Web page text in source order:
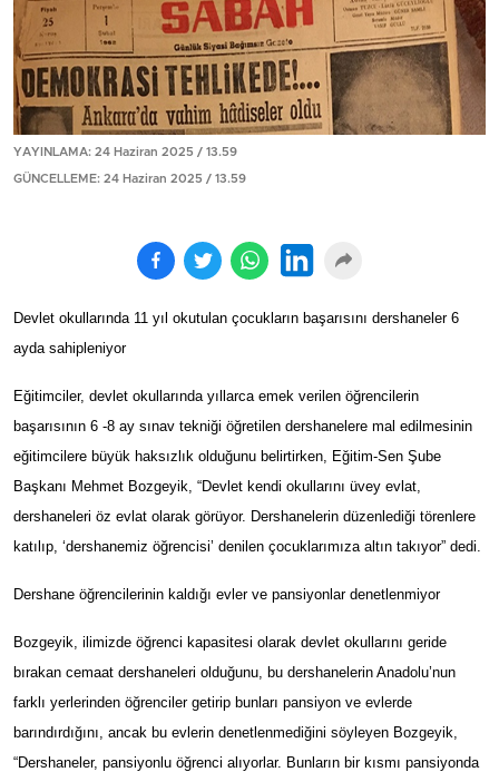
YAYINLAMA: 24 Haziran 2025 / 13.59
GÜNCELLEME: 24 Haziran 2025 / 13.59
Devlet okullarında 11 yıl okutulan çocukların başarısını dershaneler 6
ayda sahipleniyor
Eğitimciler, devlet okullarında yıllarca emek verilen öğrencilerin
başarısının 6 -8 ay sınav tekniği öğretilen dershanelere mal edilmesinin
eğitimcilere büyük haksızlık olduğunu belirtirken, Eğitim-Sen Şube
Başkanı Mehmet Bozgeyik, “Devlet kendi okullarını üvey evlat,
dershaneleri öz evlat olarak görüyor. Dershanelerin düzenlediği törenlere
katılıp, ‘dershanemiz öğrencisi’ denilen çocuklarımıza altın takıyor” dedi.
Dershane öğrencilerinin kaldığı evler ve pansiyonlar denetlenmiyor
Bozgeyik, ilimizde öğrenci kapasitesi olarak devlet okullarını geride
bırakan cemaat dershaneleri olduğunu, bu dershanelerin Anadolu’nun
farklı yerlerinden öğrenciler getirip bunları pansiyon ve evlerde
barındırdığını, ancak bu evlerin denetlenmediğini söyleyen Bozgeyik,
“Dershaneler, pansiyonlu öğrenci alıyorlar. Bunların bir kısmı pansiyonda